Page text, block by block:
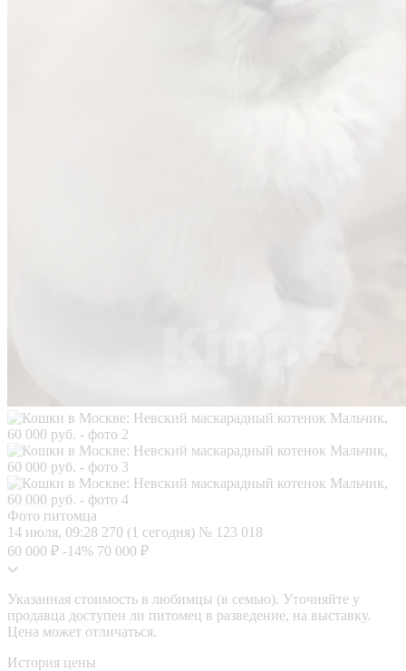
Фото питомца
14 июля, 09:28 270 (1 сегодня) № 123 018
60 000 ₽ -14% 70 000 ₽
Указанная стоимость в любимцы (в семью). Уточняйте у
продавца доступен ли питомец в разведение, на выставку.
Цена может отличаться.
История цены